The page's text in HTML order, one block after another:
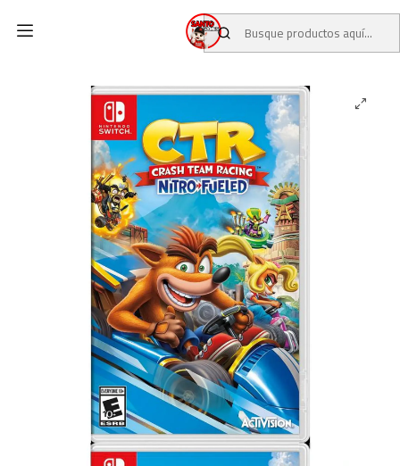
JUEGOS USADOS JUEGOS NINTENDO SWITCH
Crash Team Racing Nitro-Fueled USADO